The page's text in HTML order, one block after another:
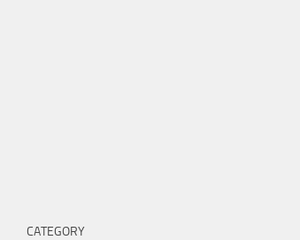
CATEGORY